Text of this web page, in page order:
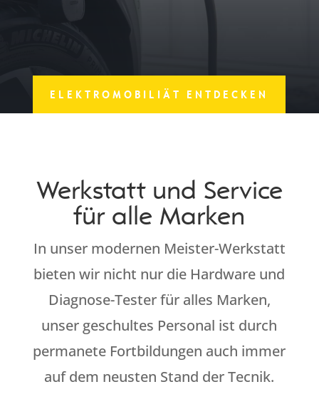
ELEKTROMOBILIÄT ENTDECKEN
Werkstatt und Service
für alle Marken
In unser modernen Meister-Werkstatt
bieten wir nicht nur die Hardware und
Diagnose-Tester für alles Marken,
unser geschultes Personal ist durch
permanete Fortbildungen auch immer
auf dem neusten Stand der Tecnik.